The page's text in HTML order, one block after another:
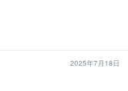
2025年7月18日